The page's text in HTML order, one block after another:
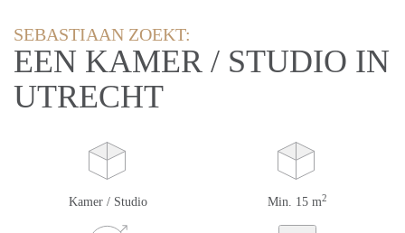
SEBASTIAAN ZOEKT:
EEN KAMER / STUDIO IN
UTRECHT
Kamer / Studio Min. 15 m2